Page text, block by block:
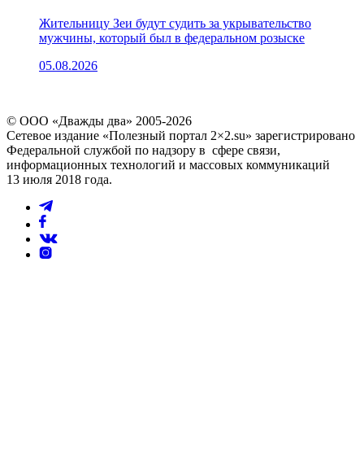
Жительницу Зеи будут судить за укрывательство
мужчины, который был в федеральном розыске
05.08.2026
© ООО «Дважды два» 2005-2026
Сетевое издание «Полезный портал 2×2.su» зарегистрировано
Федеральной службой по надзору в сфере связи,
информационных технологий и массовых коммуникаций
13 июля 2018 года.